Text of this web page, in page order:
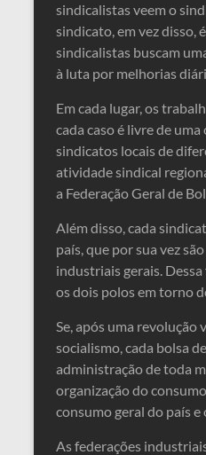
sindicalistas veem o
sindicato, em vez disso,
sindicalistas buscam
à luta por melhorias
Em cada lugar, os
cada caso é livre de
sindicatos locais de
atividade sindical
a Federação Geral de
Além disso, cada
país, que por sua vez
industriais gerais.
os dois polos em torno
Se, após uma
socialismo, cada bolsa
administração de toda
organização do
consumo geral do país
As federações